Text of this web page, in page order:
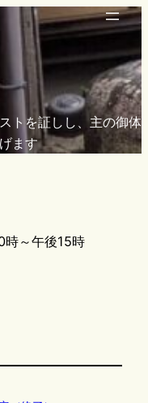
トを証しし、主の御体
ます
時～午後15時